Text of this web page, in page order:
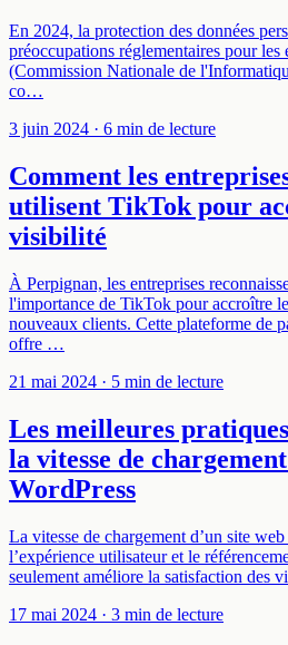
En 2024, la protection des données
préoccupations réglementaires pour
(Commission Nationale de
co…
3 juin 2024 · 6 min de lecture
Comment les
utilisent TikTok pour
visibilité
À Perpignan, les entreprises
l'importance de TikTok pour accroître
nouveaux clients. Cette plateforme de
offre …
21 mai 2024 · 5 min de lecture
Les meilleures
la vitesse de
WordPress
La vitesse de chargement d’un site
l’expérience utilisateur et le
seulement améliore la satisfaction des
17 mai 2024 · 3 min de lecture